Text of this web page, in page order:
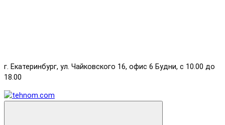
г. Екатеринбург, ул. Чайковского 16, офис 6 Будни, с 10.00 до
18.00